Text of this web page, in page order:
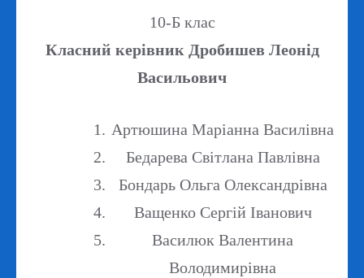
10-Б клас
Класний керівник Дробишев Леонід
Васильович
Артюшина Маріанна Василівна
Бедарева Світлана Павлівна
Бондарь Ольга Олександрівна
Ващенко Сергій Іванович
Василюк Валентина
Володимирівна